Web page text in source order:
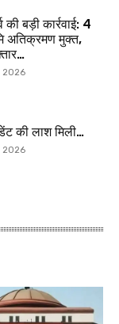
की बड़ी कार्रवाई: 4
अतिक्रमण मुक्त,
2026
की लाश मिली…
2026